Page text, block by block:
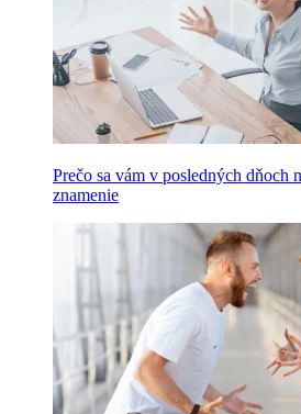
Prečo sa vám v posledných dňoch
znamenie